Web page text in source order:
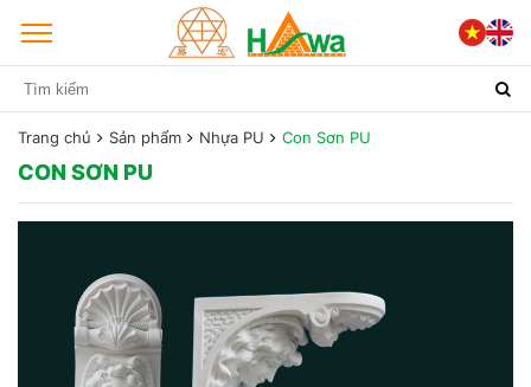
Trang chủ Sản phẩm Nhựa PU Con Sơn PU
CON SƠN PU